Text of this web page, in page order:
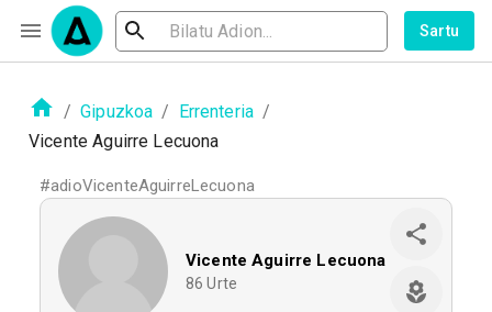
Sartu
/ Gipuzkoa / Errenteria /
Vicente Aguirre Lecuona
#adioVicenteAguirreLecuona
Vicente Aguirre Lecuona
86 Urte